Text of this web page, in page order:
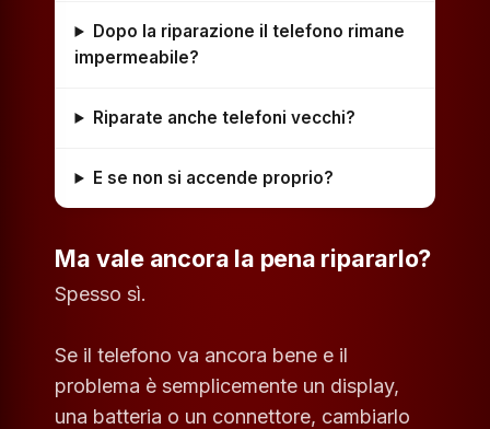
Dopo la riparazione il telefono rimane
impermeabile?
Riparate anche telefoni vecchi?
E se non si accende proprio?
Ma vale ancora la pena ripararlo?
Spesso sì.
Se il telefono va ancora bene e il
problema è semplicemente un display,
una batteria o un connettore, cambiarlo